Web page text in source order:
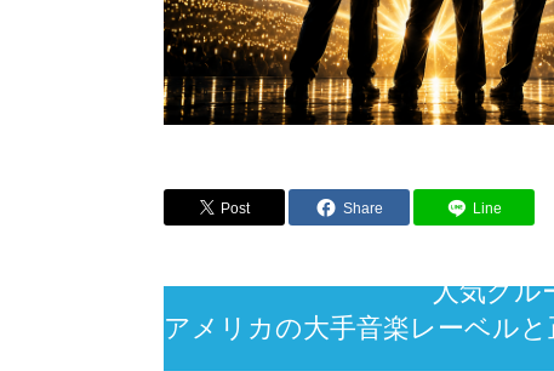
Post Share Line
人気グル
アメリカの大手音楽レーベル